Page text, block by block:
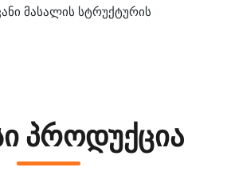
მასალის სტრუქტურის
პროდუქცია